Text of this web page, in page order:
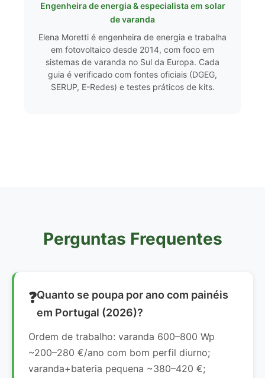
Engenheira de energia & especialista em solar
de varanda
Elena Moretti é engenheira de energia e trabalha
em fotovoltaico desde 2014, com foco em
sistemas de varanda no Sul da Europa. Cada
guia é verificado com fontes oficiais (DGEG,
SERUP, E-Redes) e testes práticos de kits.
Perguntas Frequentes
Quanto se poupa por ano com painéis
em Portugal (2026)?
Ordem de trabalho: varanda 600–800 Wp
~200–280 €/ano com bom perfil diurno;
varanda+bateria pequena ~380–420 €;